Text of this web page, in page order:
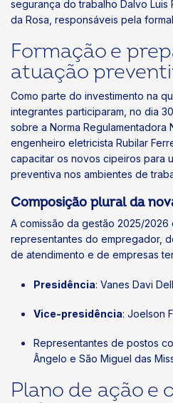
segurança do trabalho Dalvo Luis
da Rosa, responsáveis pela
Formação e
atuação
Como parte do investimento na
integrantes participaram, no dia
sobre a Norma Regulamentadora
engenheiro eletricista Rubilar
capacitar os novos cipeiros para
preventiva nos ambientes de
Composição plural da
A comissão da gestão 2025/
representantes do empregador,
de atendimento e de empresas
Presidência: Vanes Davi
Vice-presidência: Joelson
Representantes de postos
Ângelo e São Miguel das
Plano de ação e